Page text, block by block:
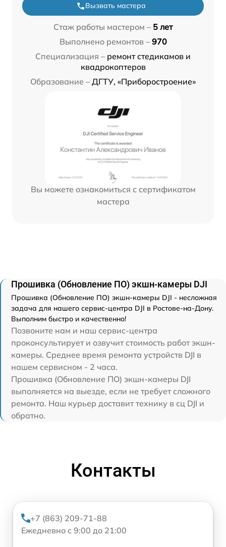
Вызвать мастера
Стаж работы мастером – 5 лет
Выполнено ремонтов – 970
Специализация – ремонт стедикамов и
квадрокоптеров
Образование – ДГТУ, «Приборостроение»
Вы можете ознакомиться с сертификатом
мастера
Прошивка (Обновление ПО) экшн-камеры DJI
Прошивка (Обновление ПО) экшн-камеры DJI - несложная
задача для нашего сервис-центра DJI в Ростове-на-Дону.
Выполним быстро и качественно!
Позвоните нам и наш сервис-центра
проконсультирует и озвучит стоимость работ экшн-
камеры. Среднее время ремонта устройств DJI в
нашем сервисном - 2 часа.
Прошивка (Обновление ПО) экшн-камеры DJI
выполняется на выезде, если не требует сложного
ремонта. Наш курьер доставит технику в сц DJI и
обратно.
Контакты
+7 (863) 209-71-88
Ежедневно с 9:00 до 21:00